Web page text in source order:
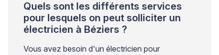
Quels sont les différents services
pour lesquels on peut solliciter un
électricien à Béziers ?
Vous avez besoin d'un électricien pour